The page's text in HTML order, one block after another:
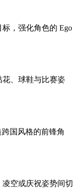
，强化角色的 Ego
、球鞋与比赛姿
国风格的前锋角
空或庆祝姿势间切